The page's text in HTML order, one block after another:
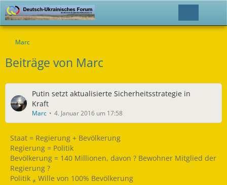
Marc
Beiträge von Marc
Putin setzt aktualisierte Sicherheitsstrategie in
Kraft
Marc 4. Januar 2016 um 17:58
Staat = Regierung + Bevölkerung
Regierung = Politik
Bevölkerung = 140 Millionen, davon ? Bewohner Mitglied der
Regierung ?
Politik ≠ Wille von 100% Bevölkerung